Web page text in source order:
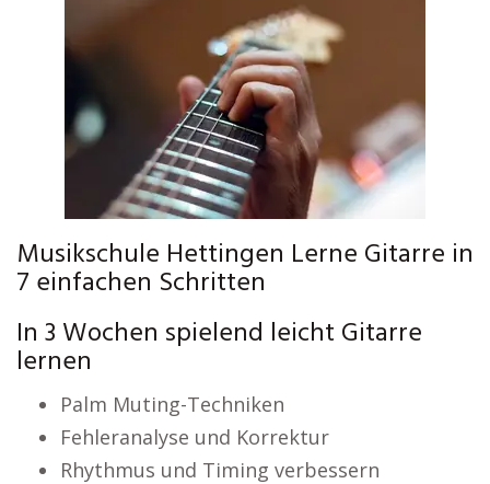
Musikschule Hettingen Lerne Gitarre in
7 einfachen Schritten
In 3 Wochen spielend leicht Gitarre
lernen
Palm Muting-Techniken
Fehleranalyse und Korrektur
Rhythmus und Timing verbessern